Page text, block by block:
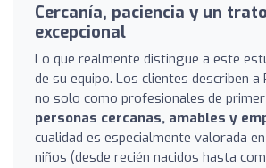
Cercanía, paciencia y un
excepcional
Lo que realmente distingue a este
de su equipo. Los clientes describen a
no solo como profesionales de
personas cercanas, amables y
cualidad es especialmente valorada
niños (desde recién nacidos hasta